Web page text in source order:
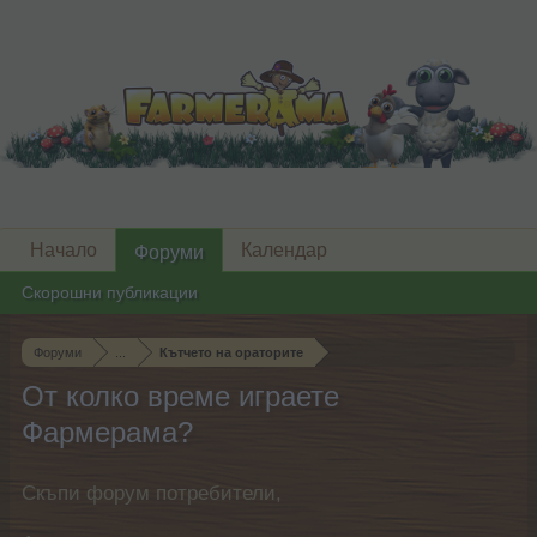
Форуми Кътчето на ораторите
От колко време играете
Фармерама?
Скъпи форум потребители,
Начало Форуми
Скорошни публикации
Календар